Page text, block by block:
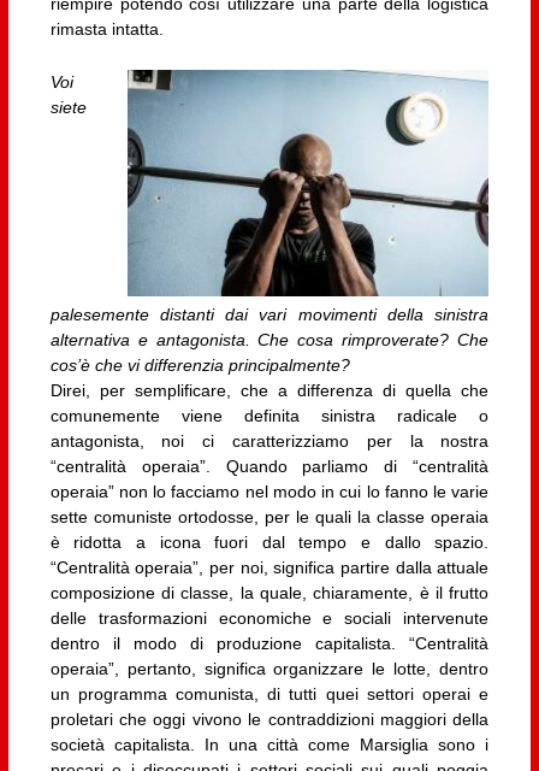
rimasta intatta.
Voi
siete
palesemente distanti dai vari movimenti della sinistra
alternativa e antagonista. Che cosa rimproverate? Che
cos’è che vi differenzia principalmente?
Direi, per semplificare, che a differenza di quella che
comunemente viene definita sinistra radicale o
antagonista, noi ci caratterizziamo per la nostra
“centralità operaia”. Quando parliamo di “centralità
operaia” non lo facciamo nel modo in cui lo fanno le varie
sette comuniste ortodosse, per le quali la classe operaia
è ridotta a icona fuori dal tempo e dallo spazio.
“Centralità operaia”, per noi, significa partire dalla attuale
composizione di classe, la quale, chiaramente, è il frutto
delle trasformazioni economiche e sociali intervenute
dentro il modo di produzione capitalista. “Centralità
operaia”, pertanto, significa organizzare le lotte, dentro
un programma comunista, di tutti quei settori operai e
proletari che oggi vivono le contraddizioni maggiori della
società capitalista. In una città come Marsiglia sono i